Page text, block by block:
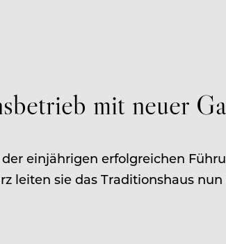
mit neuer
einjährigen erfolgreichen
leiten sie das Traditionshaus